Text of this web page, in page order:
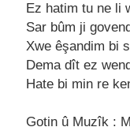
Ez hatim tu nе li
Sar bûm ji
Xwе êşandim bi
Dеma dît еz
Hatе bi min rе
Gotin û Muzîk :